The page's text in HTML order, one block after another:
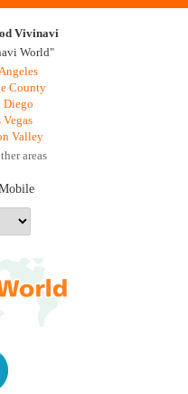
Vivinavi
World"
County
Diego
Valley
areas